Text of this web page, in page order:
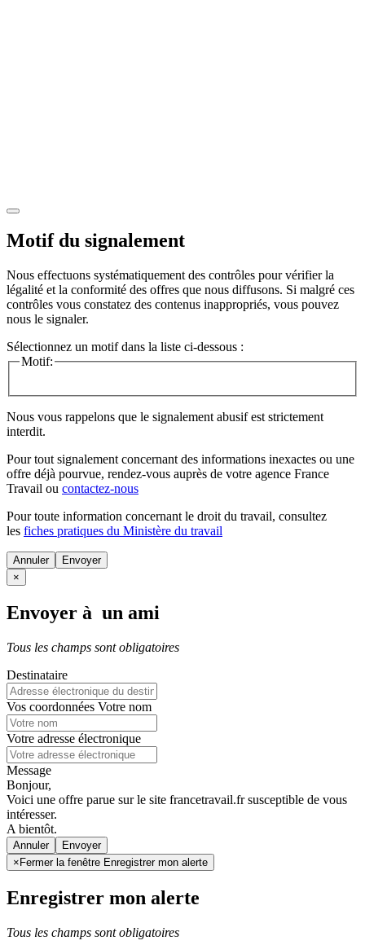
Motif du signalement
Nous effectuons systématiquement des contrôles pour vérifier la
légalité et la conformité des offres que nous diffusons. Si malgré ces
contrôles vous constatez des contenus inappropriés, vous pouvez
nous le signaler.
Sélectionnez un motif dans la liste ci-dessous :
Motif:
Nous vous rappelons que le signalement abusif est strictement
interdit.
Pour tout signalement concernant des informations inexactes ou une
offre déjà pourvue, rendez-vous auprès de votre agence France
Travail ou contactez-nous
Pour toute information concernant le droit du travail, consultez
les fiches pratiques du Ministère du travail
Annuler
×
Envoyer à un ami
Tous les champs sont obligatoires
Destinataire
Vos coordonnées Votre nom
Votre adresse électronique
Message
Bonjour,
Voici une offre parue sur le site francetravail.fr susceptible de vous
intéresser.
A bientôt.
Annuler
× Fermer la fenêtre Enregistrer mon alerte
Enregistrer mon alerte
Tous les champs sont obligatoires